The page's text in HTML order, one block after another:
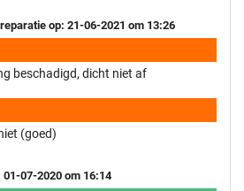
op: 21-06-2021 om 13:26
beschadigd, dicht niet af
(goed)
07-2020 om 16:14